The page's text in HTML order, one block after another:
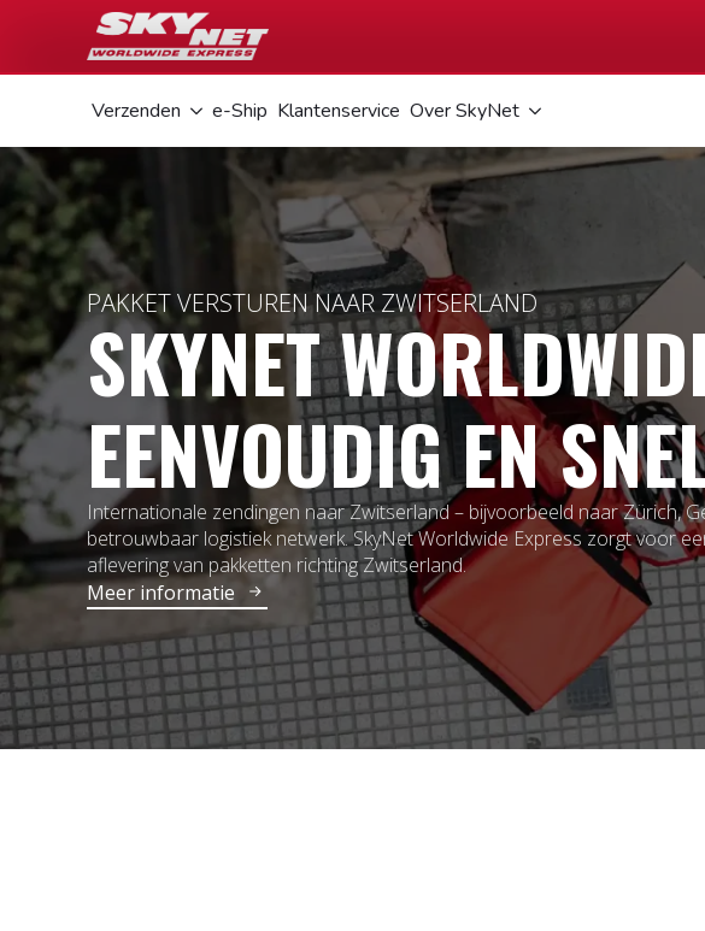
Verzenden e-Ship Klantenservice Over SkyNet
PAKKET VERSTUREN NAAR ZWITSERLAND
SKYNET
EENVOUDIG EN
Internationale zendingen naar Zwitserland – bijvoorbeeld naar Zürich,
betrouwbaar logistiek netwerk. SkyNet Worldwide Express zorgt voor
aflevering van pakketten richting Zwitserland.
Meer informatie